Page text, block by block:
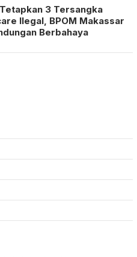
3 Tersangka
Ilegal, BPOM Makassar
Berbahaya